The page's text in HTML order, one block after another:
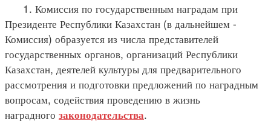
1. Комиссия по государственным наградам при
Президенте Республики Казахстан (в дальнейшем -
Комиссия) образуется из числа представителей
государственных органов, организаций Республики
Казахстан, деятелей культуры для предварительного
рассмотрения и подготовки предложений по наградным
вопросам, содействия проведению в жизнь
наградного законодательства.